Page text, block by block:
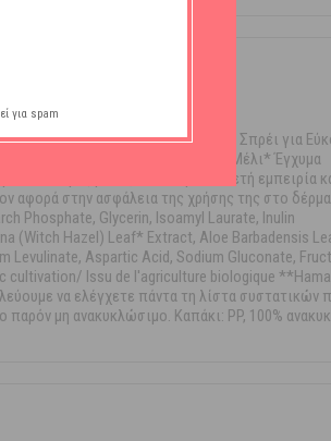
ΣΙΛΙΚΟΝΗ.Το Απαλό Σπρέι για
Εκχύλισμα Μύρτιλου* Θυμαρίσιο Μέλι* Έγχυμα
μας βασίζεται στην πολυετή εμπειρία
αφορά στην ασφάλεια της χρήσης της στο δέρμα
Phosphate, Glycerin, Isoamyl Laurate, Inulin
(Witch Hazel) Leaf* Extract, Aloe Barbadensis
Levulinate, Aspartic Acid, Sodium Gluconate,
cultivation/ Issu de l'agriculture biologique
να ελέγχετε πάντα τη λίστα συστατικών
παρόν μη ανακυκλώσιμο. Καπάκι: PP, 100%
για spam